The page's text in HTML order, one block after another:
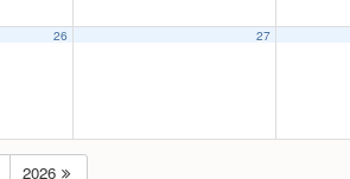
26 27
2026